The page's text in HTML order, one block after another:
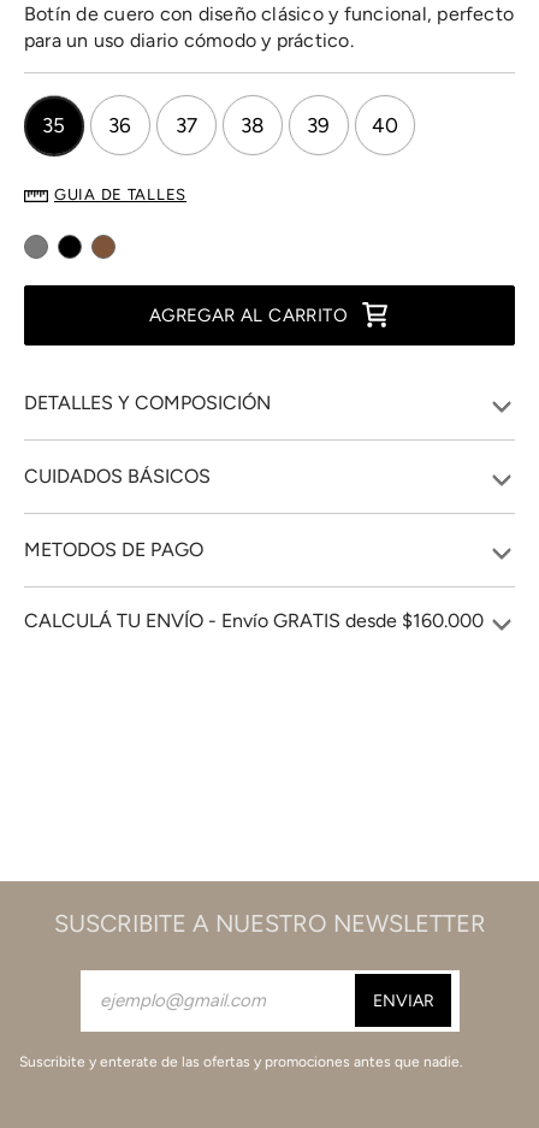
Botín de cuero con diseño clásico y funcional, perfecto
para un uso diario cómodo y práctico.
35 36 37 38 39 40
GUIA DE TALLES
AGREGAR AL CARRITO
DETALLES Y COMPOSICIÓN
CUIDADOS BÁSICOS
METODOS DE PAGO
CALCULÁ TU ENVÍO - Envío GRATIS desde $160.000
SUSCRIBITE A NUESTRO NEWSLETTER
Suscribite y enterate de las ofertas y promociones antes que nadie.